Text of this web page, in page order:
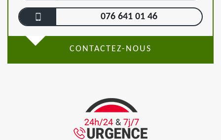
076 641 01 46
CONTACTEZ-NOUS